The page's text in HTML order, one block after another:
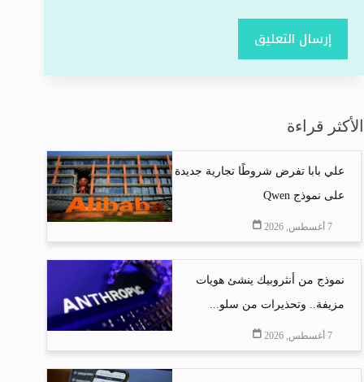
إرسال التعليق
الأكثر قراءة
علي بابا تفرض شروطًا تجارية جديدة
على نموذج Qwen
7 أغسطس, 2026
نموذج من أنثروبيك ينشئ هويات
مزيفة.. وتحذيرات من سلو...
7 أغسطس, 2026